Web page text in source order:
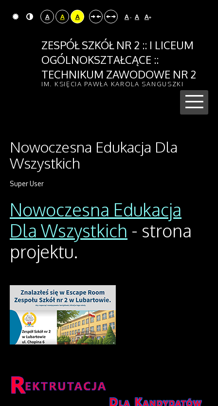
A A A A- A A+
ZESPÓŁ SZKÓŁ NR 2 :: I LICEUM
OGÓLNOKSZTAŁCĄCE ::
TECHNIKUM ZAWODOWE NR 2
IM. KSIĘCIA PAWŁA KAROLA SANGUSZKI
Nowoczesna Edukacja Dla
Wszystkich
Super User
Nowoczesna Edukacja
Dla Wszystkich - strona
projektu.